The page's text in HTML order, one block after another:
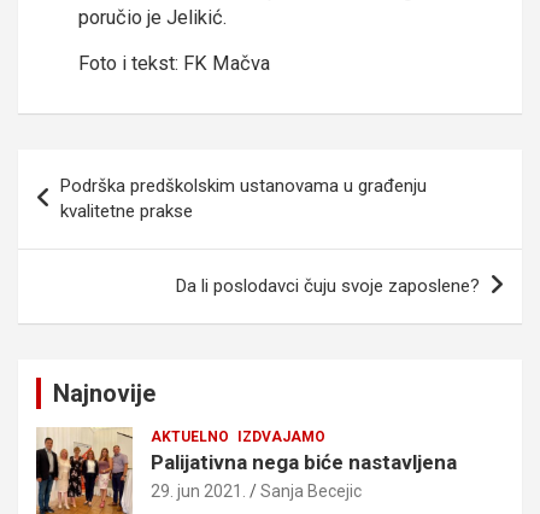
poručio je Jelikić.
Foto i tekst: FK Mačva
članka
Podrška predškolskim ustanovama u građenju
kvalitetne prakse
Da li poslodavci čuju svoje zaposlene?
Najnovije
AKTUELNO IZDVAJAMO
Palijativna nega biće nastavljena
29. jun 2021. Sanja Becejic